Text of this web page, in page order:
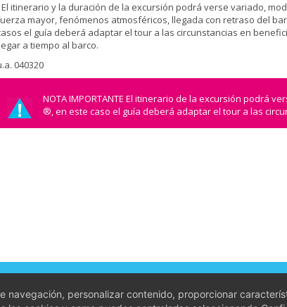
El itinerario y la duración de la excursión podrá verse variado,
mayor, fenómenos atmosféricos, llegada con retraso del
el guía deberá adaptar el tour a las circunstancias en
a tiempo al barco.
040320
NOTA IMPORTANTE El itinerario de la excursión podrá
®, en este caso el guía deberá adaptar el tour a las
Legal
navegación, personalizar contenido, proporcionar